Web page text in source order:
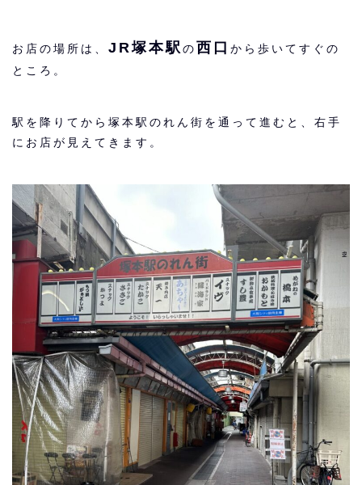
お店の場所は、 JR塚本駅 の西口 から歩いてすぐの
ところ。
駅を降りてから塚本駅のれん街を通って進むと、右手
にお店が見えてきます。